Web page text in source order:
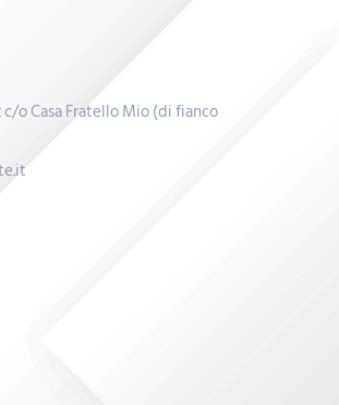
c/o Casa Fratello Mio (di fianco